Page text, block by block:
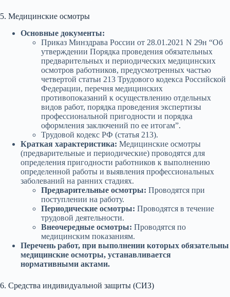
5. Медицинские осмотры
Основные документы:
Приказ Минздрава России от 28.01.2021 N 29н “Об
утверждении Порядка проведения обязательных
предварительных и периодических медицинских
осмотров работников, предусмотренных частью
четвертой статьи 213 Трудового кодекса Российской
Федерации, перечня медицинских
противопоказаний к осуществлению отдельных
видов работ, порядка проведения экспертизы
профессиональной пригодности и порядка
оформления заключений по ее итогам”.
Трудовой кодекс РФ (статья 213).
Краткая характеристика: Медицинские осмотры
(предварительные и периодические) проводятся для
определения пригодности работников к выполнению
определенной работы и выявления профессиональных
заболеваний на ранних стадиях.
Предварительные осмотры: Проводятся при
поступлении на работу.
Периодические осмотры: Проводятся в течение
трудовой деятельности.
Внеочередные осмотры: Проводятся по
медицинским показаниям.
Перечень работ, при выполнении которых обязательны
медицинские осмотры, устанавливается
нормативными актами.
6. Средства индивидуальной защиты (СИЗ)